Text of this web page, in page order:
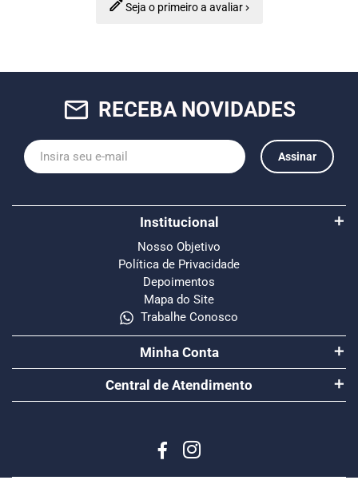
Seja o primeiro a avaliar
mail_outline RECEBA NOVIDADES
Assinar
Institucional
Nosso Objetivo
Política de Privacidade
Trabalhe Conosco
Depoimentos
Mapa do Site
Minha Conta
Central de Atendimento